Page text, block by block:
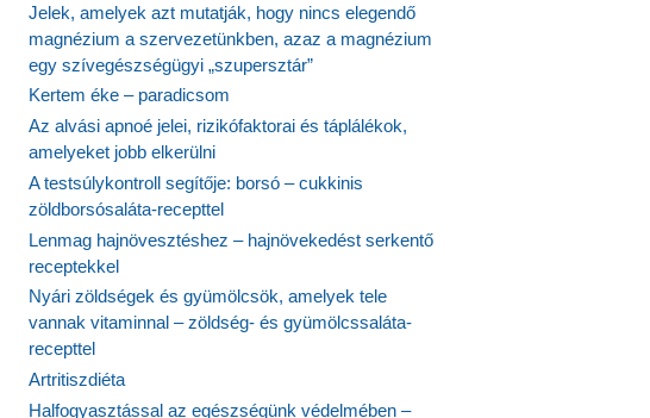
Jelek, amelyek azt mutatják, hogy nincs elegendő
magnézium a szervezetünkben, azaz a magnézium
egy szívegészségügyi „szupersztár”
Kertem éke – paradicsom
Az alvási apnoé jelei, rizikófaktorai és táplálékok,
amelyeket jobb elkerülni
A testsúlykontroll segítője: borsó – cukkinis
zöldborsósaláta-recepttel
Lenmag hajnövesztéshez – hajnövekedést serkentő
receptekkel
Nyári zöldségek és gyümölcsök, amelyek tele
vannak vitaminnal – zöldség- és gyümölcssaláta-
recepttel
Artritiszdiéta
Halfogyasztással az egészségünk védelmében –